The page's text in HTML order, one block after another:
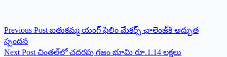
Previous Post బతుకమ్మ యంగ్‌ ఫిలిం మేకర్స్‌ ఛాలెంజ్‌కి అద్భుత
స్పందన
Next Post చింతల్‌లో చదరపు గజం భూమి రూ.1.14 లక్షలు